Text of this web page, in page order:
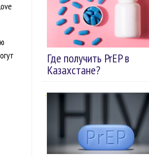
Где получить PrEP в
Казахстане?